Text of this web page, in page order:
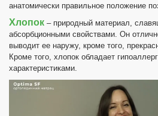
анатомически правильное положение
Хлопок – природный материал,
абсорбционными свойствами. Он
выводит ее наружу, кроме того,
Кроме того, хлопок обладает
характеристиками.